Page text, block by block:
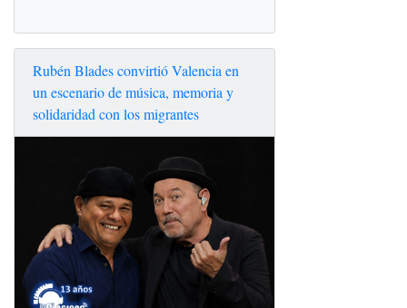
Rubén Blades convirtió Valencia en
un escenario de música, memoria y
solidaridad con los migrantes